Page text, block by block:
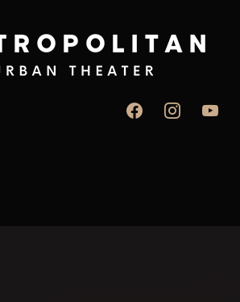
facebookinstagram